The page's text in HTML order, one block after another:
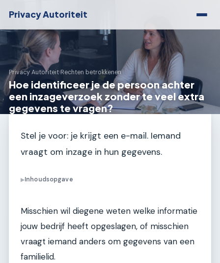
Privacy Autoriteit
Privacy Autoriteit›Rechten betrokkenen
Hoe identificeer je de persoon achter
een inzageverzoek zonder te veel extra
gegevens te vragen?
Stel je voor: je krijgt een e-mail. Iemand
vraagt om inzage in hun gegevens.
▶Inhoudsopgave
Misschien wil diegene weten welke informatie
jouw bedrijf heeft opgeslagen, of misschien
vraagt iemand anders om gegevens van een
familielid.